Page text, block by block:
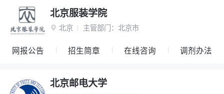
北京服装学院
 北京 主管部门： 北京市
网报公告 招生简章 在线咨询 调剂办法
北京邮电大学